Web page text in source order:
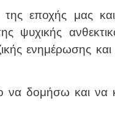
εποχής μας και
ψυχικής
ενημέρωσης και
να δομήσω και να